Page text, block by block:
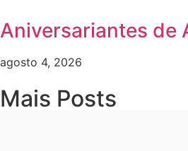
Aniversariantes de
agosto 4, 2026
Mais Posts